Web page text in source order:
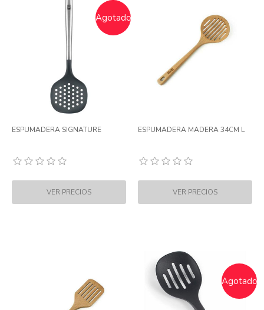
Agotado
ESPUMADERA SIGNATURE ESPUMADERA MADERA 34CM L
Agotado